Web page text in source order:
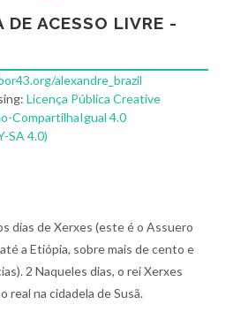
DE ACESSO LIVRE -
alexandre_brazil
Licença Pública Creative
CompartilhaIgual 4.0
SA 4.0)
dias de Xerxes (este é o Assuero
a Etiópia, sobre mais de cento e
2 Naqueles dias, o rei Xerxes
real na cidadela de Susã.